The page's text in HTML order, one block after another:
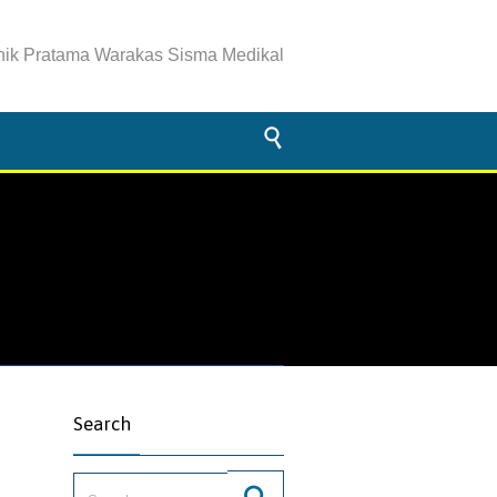
Pratama Warakas Sisma Medikal

Search